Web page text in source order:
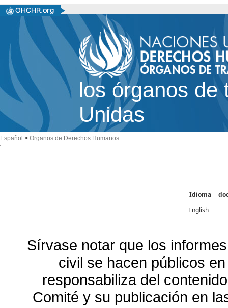
los órganos de
Unidas
Español > Organos de Derechos Humanos
Idioma
English
Sírvase notar que los
civil se hacen públicos
responsabiliza del
Comité y su publicación en